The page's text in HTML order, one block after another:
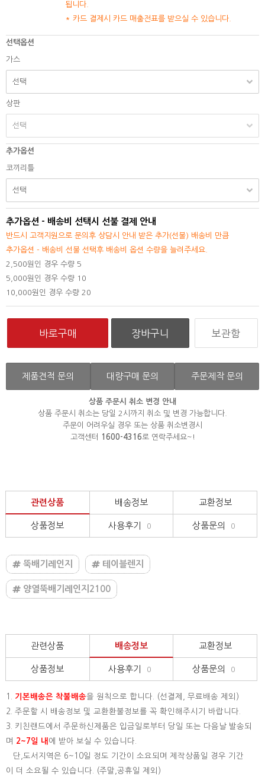
됩니다.
* 카드 결제시 카드 매출전표를 받으실 수 있습니다.
선택옵션
가스
상판
추가옵션
코끼리틀
추가옵션 - 배송비 선택시 선불 결제 안내
반드시 고객지원으로 문의후 상담시 안내 받은 추가(선불) 배송비 만큼
추가옵션 - 배송비 선불 선택후 배송비 옵션 수량을 늘려주세요.
2,500원인 경우 수량 5
5,000원인 경우 수량 10
10,000원인 경우 수량 20
보관함
제품견적 문의 대량구매 문의 주문제작 문의
상품 주문시 취소 변경 안내
상품 주문시 취소는 당일 2시까지 취소 및 변경 가능합니다.
주문이 어려우실 경우 또는 상품 취소변경시
고객센터
1600-4316로 연락주세요~!
관련상품 배송정보 교환정보
상품정보 사용후기 0 상품문의 0
뚝배기레인지 테이블렌지
양열뚝배기레인지2100
관련상품 배송정보 교환정보
상품정보 사용후기 0 상품문의 0
1. 기본배송은 착불배송을 원칙으로 합니다. (선결제, 무료배송 제외)
2. 주문할 시 배송정보 및 교환환불정보를 꼭 확인해주시기 바랍니다.
3. 키친랜드에서 주문하신제품은 입금일로부터 당일 또는 다음날 발송되
며
2~7일 내 에 받아 보실 수 있습니다.
단,도서지역은 6~10일 정도 기간이 소요되며 제작상품일 경우 기간
이 더 소요될 수 있습니다. (주말,공휴일 제외)